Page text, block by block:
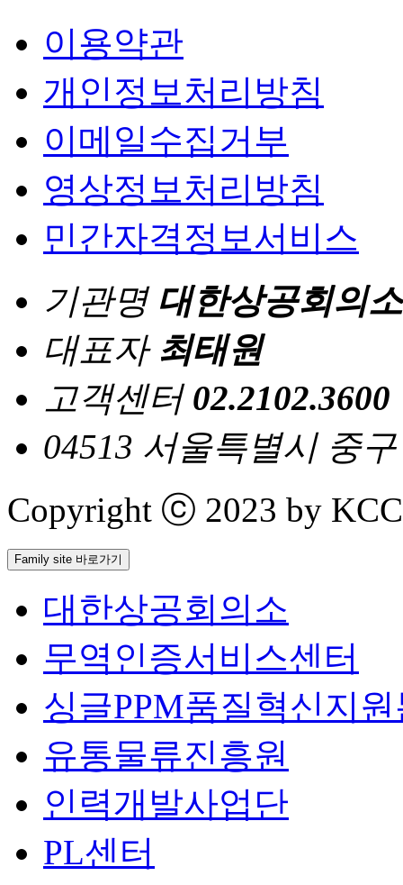
이용약관
개인정보처리방침
이메일수집거부
영상정보처리방침
민간자격정보서비스
기관명 대한상공회의소
대표자 최태원
고객센터 02.2102.3600
04513 서울특별시 중
Copyright ⓒ 2023 by
Family site 바로가기
대한상공회의소
무역인증서비스센터
싱글PPM품질혁신지
유통물류진흥원
인력개발사업단
PL센터